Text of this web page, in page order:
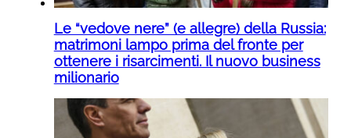
Le “vedove nere” (e allegre) della Russia:
matrimoni lampo prima del fronte per
ottenere i risarcimenti. Il nuovo business
milionario